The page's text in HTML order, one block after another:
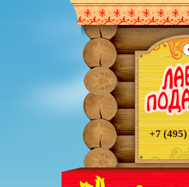
+7 (495)